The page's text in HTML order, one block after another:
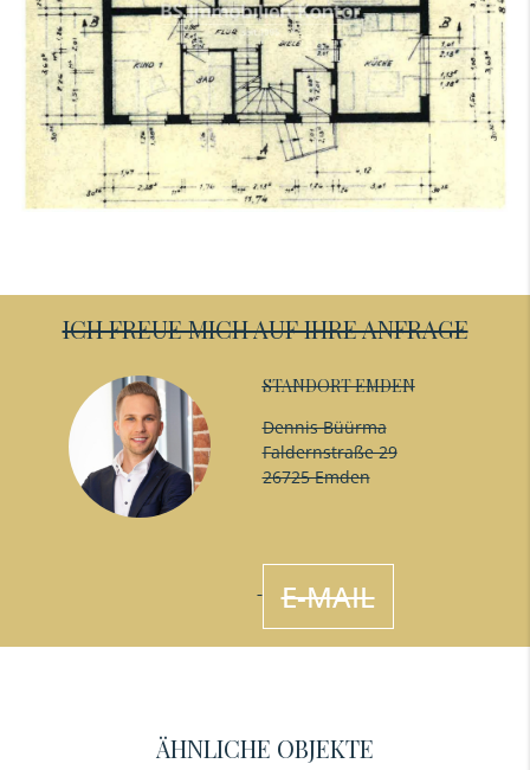
ICH FREUE MICH AUF IHRE ANFRAGE
STANDORT EMDEN
Dennis Büürma
Faldernstraße 29
26725 Emden
E-MAIL
ÄHNLICHE OBJEKTE